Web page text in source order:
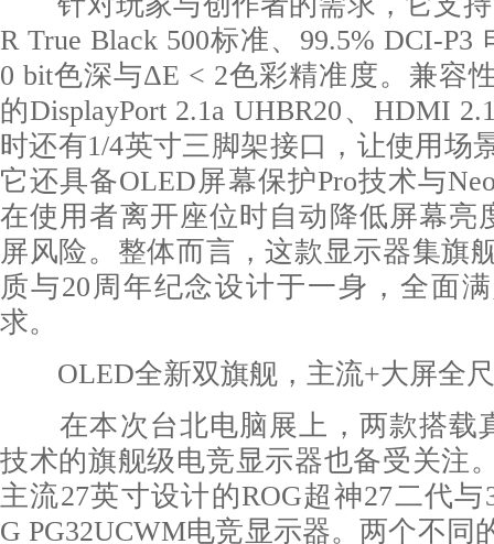
R True Black 500标准、99.5% DCI-
0 bit色深与ΔE < 2色彩精准度。兼容
的DisplayPort 2.1a UHBR20、HDMI
时还有1/4英寸三脚架接口，让使用场
它还具备OLED屏幕保护Pro技术与
在使用者离开座位时自动降低屏幕亮
屏风险。整体而言，这款显示器集旗
质与20周年纪念设计于一身，全面
求。
OLED全新双旗舰，主流+大屏全
在本次台北电脑展上，两款搭载
技术的旗舰级电竞显示器也备受关注
主流27英寸设计的ROG超神27二代
G PG32UCWM电竞显示器。两个不同